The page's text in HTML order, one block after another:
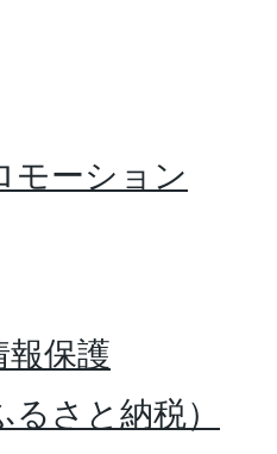
モーション
報保護
さと納税）